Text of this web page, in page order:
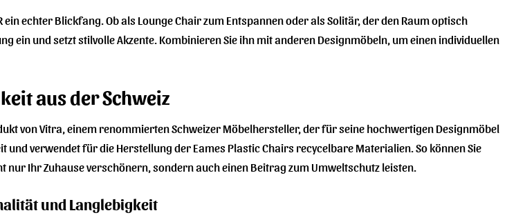
echter Blickfang. Ob als Lounge Chair zum Entspannen oder als Solitär, der den Raum optisch
ein und setzt stilvolle Akzente. Kombinieren Sie ihn mit anderen Designmöbeln, um einen individuellen
aus der Schweiz
von Vitra, einem renommierten Schweizer Möbelhersteller, der für seine hochwertigen Designmöbel
verwendet für die Herstellung der Eames Plastic Chairs recycelbare Materialien. So können Sie
nur Ihr Zuhause verschönern, sondern auch einen Beitrag zum Umweltschutz leisten.
und Langlebigkeit